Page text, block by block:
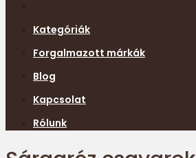
Kategóriák
Forgalmazott márkák
Blog
Kapcsolat
Rólunk